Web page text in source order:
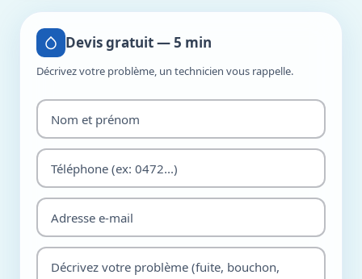
Devis gratuit — 5 min
Décrivez votre problème, un technicien vous rappelle.